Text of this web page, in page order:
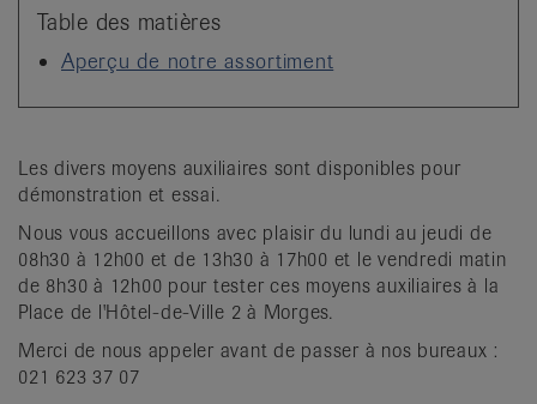
Table des matières
Aperçu de notre assortiment
Les divers moyens auxiliaires sont disponibles pour
démonstration et essai.
Nous vous accueillons avec plaisir du lundi au jeudi de
08h30 à 12h00 et de 13h30 à 17h00 et le vendredi matin
de 8h30 à 12h00 pour tester ces moyens auxiliaires à la
Place de l'Hôtel-de-Ville 2 à Morges.
Merci de nous appeler avant de passer à nos bureaux :
021 623 37 07